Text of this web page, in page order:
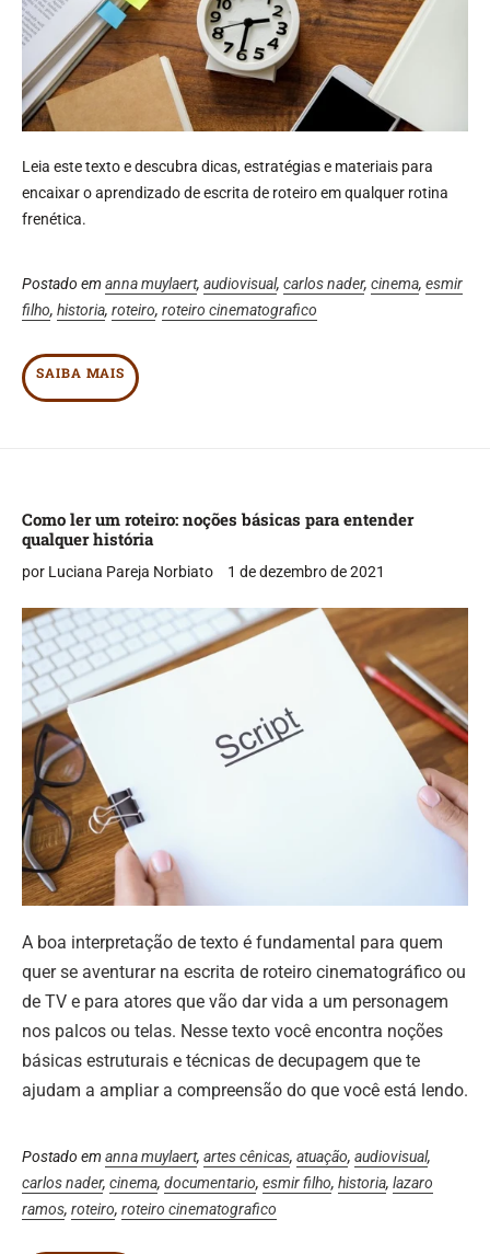
Leia este texto e descubra dicas, estratégias e materiais para
encaixar o aprendizado de escrita de roteiro em qualquer rotina
frenética.
Postado em anna muylaert, audiovisual, carlos nader, cinema, esmir
filho, historia, roteiro, roteiro cinematografico
SAIBA MAIS
Como ler um roteiro: noções básicas para entender
qualquer história
por Luciana Pareja Norbiato 1 de dezembro de 2021
A boa interpretação de texto é fundamental para quem
quer se aventurar na escrita de roteiro cinematográfico ou
de TV e para atores que vão dar vida a um personagem
nos palcos ou telas. Nesse texto você encontra noções
básicas estruturais e técnicas de decupagem que te
ajudam a ampliar a compreensão do que você está lendo.
Postado em anna muylaert, artes cênicas, atuação, audiovisual,
carlos nader, cinema, documentario, esmir filho, historia, lazaro
ramos, roteiro, roteiro cinematografico